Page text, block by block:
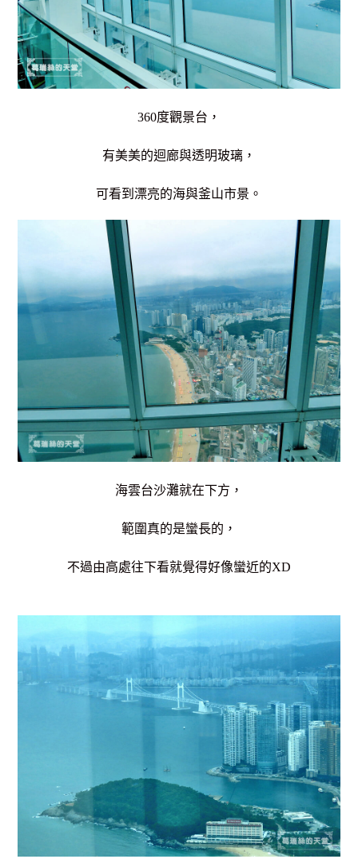
360度觀景台，
有美美的迴廊與透明玻璃，
可看到漂亮的海與釜山市景。
海雲台沙灘就在下方，
範圍真的是蠻長的，
不過由高處往下看就覺得好像蠻近的XD